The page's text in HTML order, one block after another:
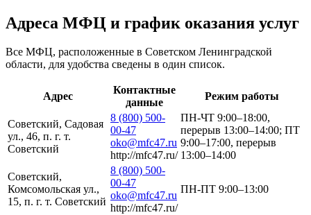
Адреса МФЦ и график оказания услуг
Все МФЦ, расположенные в Советском Ленинградской
области, для удобства сведены в один список.
Адрес
Контактные
данные
Режим работы
Советский, Садовая
ул., 46, п. г. т.
Советский
8 (800) 500-
00-47
oko@mfc47.ru
http://mfc47.ru/
ПН-ЧТ 9:00–18:00,
перерыв 13:00–14:00; ПТ
9:00–17:00, перерыв
13:00–14:00
Советский,
Комсомольская ул.,
15, п. г. т. Советский
8 (800) 500-
00-47
oko@mfc47.ru
http://mfc47.ru/
ПН-ПТ 9:00–13:00